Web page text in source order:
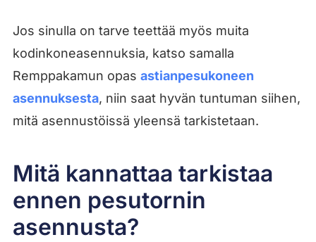
Jos sinulla on tarve teettää myös muita
kodinkoneasennuksia, katso samalla
Remppakamun opas astianpesukoneen
asennuksesta, niin saat hyvän tuntuman siihen,
mitä asennustöissä yleensä tarkistetaan.
Mitä kannattaa tarkistaa
ennen pesutornin
asennusta?